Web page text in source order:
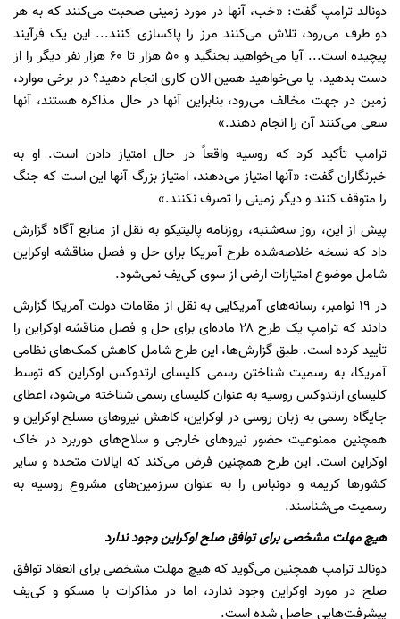
دونالد ترامپ گفت: «خب، آنها در مورد زمینی صحبت می‌کنند که به هر
دو طرف می‌رود، تلاش می‌کنند مرز را پاکسازی کنند... این یک فرآیند
پیچیده است... آیا می‌خواهید بجنگید و ۵۰ هزار تا ۶۰ هزار نفر دیگر را از
دست بدهید، یا می‌خواهید همین الان کاری انجام دهید؟ در برخی موارد،
زمین در جهت مخالف می‌رود، بنابراین آنها در حال مذاکره هستند، آنها
سعی می‌کنند آن را انجام دهند.»
ترامپ تأکید کرد که روسیه واقعاً در حال امتیاز دادن است. او به
خبرنگاران گفت: «آنها امتیاز می‌دهند، امتیاز بزرگ آنها این است که جنگ
را متوقف کنند و دیگر زمینی را تصرف نکنند.»
پیش از این، روز سه‌شنبه، روزنامه پالیتیکو به نقل از منابع آگاه گزارش
داد که نسخه خلاصه‌شده طرح آمریکا برای حل و فصل مناقشه اوکراین
شامل موضوع امتیازات ارضی از سوی کی‌یف نمی‌شود.
در ۱۹ نوامبر، رسانه‌های آمریکایی به نقل از مقامات دولت آمریکا گزارش
دادند که ترامپ یک طرح ۲۸ ماده‌ای برای حل و فصل مناقشه اوکراین را
تأیید کرده است. طبق گزارش‌ها، این طرح شامل کاهش کمک‌های نظامی
آمریکا، به رسمیت شناختن رسمی کلیسای ارتدوکس اوکراین که توسط
کلیسای ارتدوکس روسیه به عنوان کلیسای رسمی شناخته می‌شود، اعطای
جایگاه رسمی به زبان روسی در اوکراین، کاهش نیروهای مسلح اوکراین و
همچنین ممنوعیت حضور نیروهای خارجی و سلاح‌های دوربرد در خاک
اوکراین است. این طرح همچنین فرض می‌کند که ایالات متحده و سایر
کشورها کریمه و دونباس را به عنوان سرزمین‌های مشروع روسیه به
رسمیت می‌شناسند.
هیچ مهلت مشخصی برای توافق صلح اوکراین وجود ندارد
دونالد ترامپ همچنین می‌گوید که هیچ مهلت مشخصی برای انعقاد توافق
صلح در مورد اوکراین وجود ندارد، اما در مذاکرات با مسکو و کی‌یف
پیشرفت‌هایی حاصل شده است.